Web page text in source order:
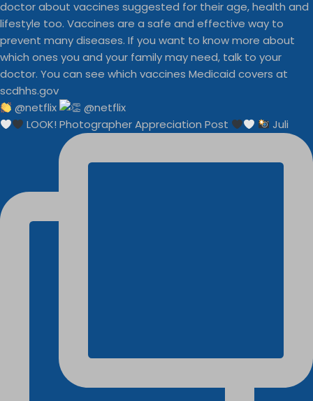
@netflix
LOOK! Photographer Appreciation Post
Juli